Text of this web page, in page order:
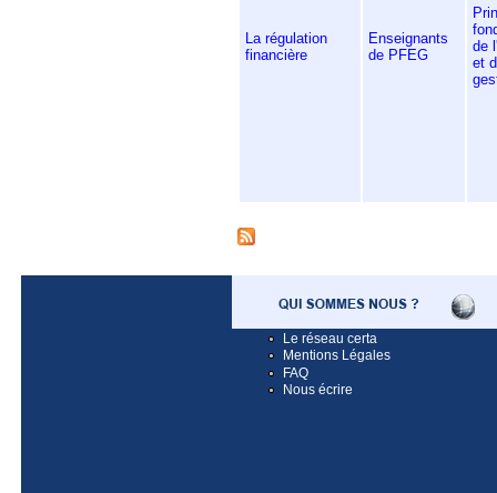
La régulation
financière
Enseignants
de PFEG
de
et
Pages
Le réseau certa
Mentions Légales
FAQ
Nous écrire